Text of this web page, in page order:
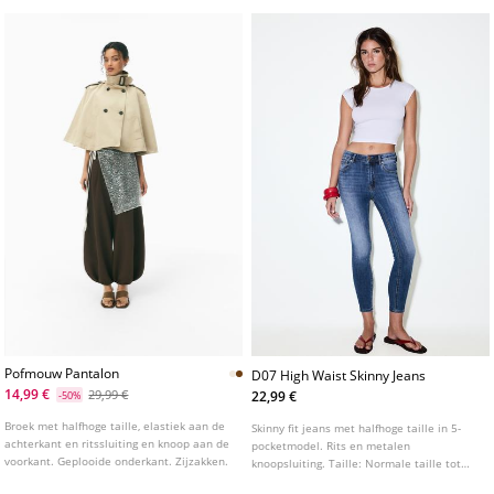
Pofmouw Pantalon
14,99 €
-50% 29,99 €
Broek met halfhoge taille, elastiek aan de
achterkant en ritssluiting en knoop aan de
voorkant. Geplooide onderkant. Zijzakken.
D07 High Waist Skinny Jeans
22,99 €
Skinny fit jeans met halfhoge taille in 5-
pocketmodel. Rits en metalen
knoopsluiting. Taille: Normale taille tot